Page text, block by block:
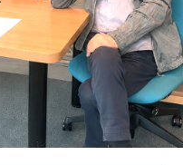
美術工芸高等学校（現：
市立デザイン教育研究所
モーニング」に持ち込み
OPEN審査委員賞（わ
』で第15回MANGA
ン』『ジジジイ-GGG-』